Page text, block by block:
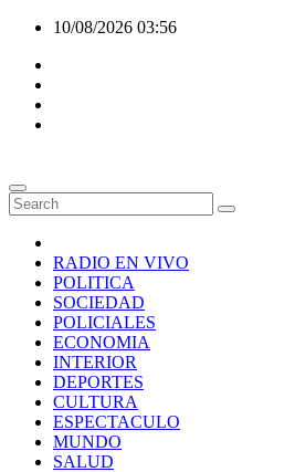
Skip
content
10/08/2026 03:56
RADIO EN VIVO
POLITICA
SOCIEDAD
POLICIALES
ECONOMIA
INTERIOR
DEPORTES
CULTURA
ESPECTACULO
MUNDO
SALUD